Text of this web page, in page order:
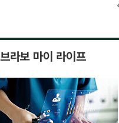
브라보 마이 라이프